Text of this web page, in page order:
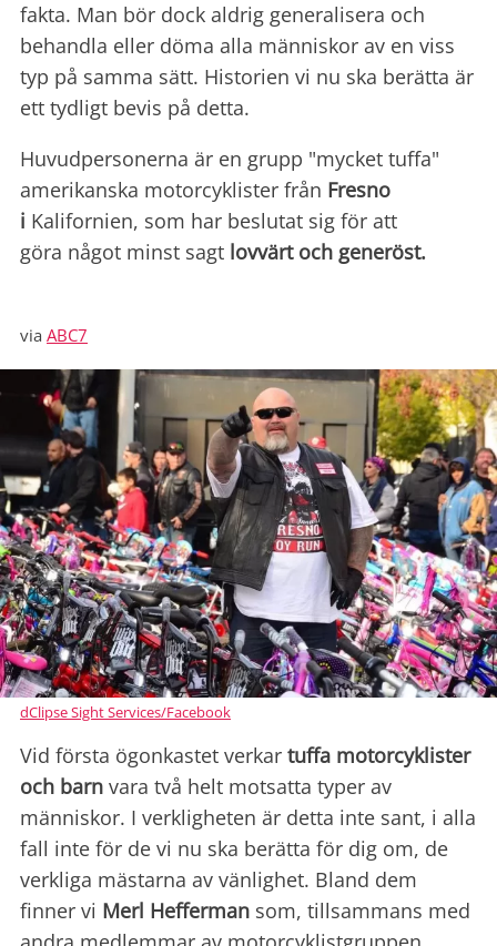
fakta. Man bör dock aldrig generalisera och
behandla eller döma alla människor av en viss
typ på samma sätt. Historien vi nu ska berätta är
ett tydligt bevis på detta.
Huvudpersonerna är en grupp "mycket tuffa"
amerikanska motorcyklister från Fresno
i Kalifornien, som har beslutat sig för att
göra något minst sagt lovvärt och generöst.
via ABC7
dClipse Sight Services/Facebook
Vid första ögonkastet verkar tuffa motorcyklister
och barn vara två helt motsatta typer av
människor. I verkligheten är detta inte sant, i alla
fall inte för de vi nu ska berätta för dig om, de
verkliga mästarna av vänlighet. Bland dem
finner vi Merl Hefferman som, tillsammans med